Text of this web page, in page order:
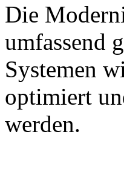
Die
umfassend
Systemen
optimiert
werden.